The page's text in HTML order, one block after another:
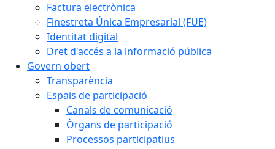
Factura electrònica
Finestreta Única Empresarial (FUE)
Identitat digital
Dret d'accés a la informació pública
Govern obert
Transparència
Espais de participació
Canals de comunicació
Òrgans de participació
Processos participatius